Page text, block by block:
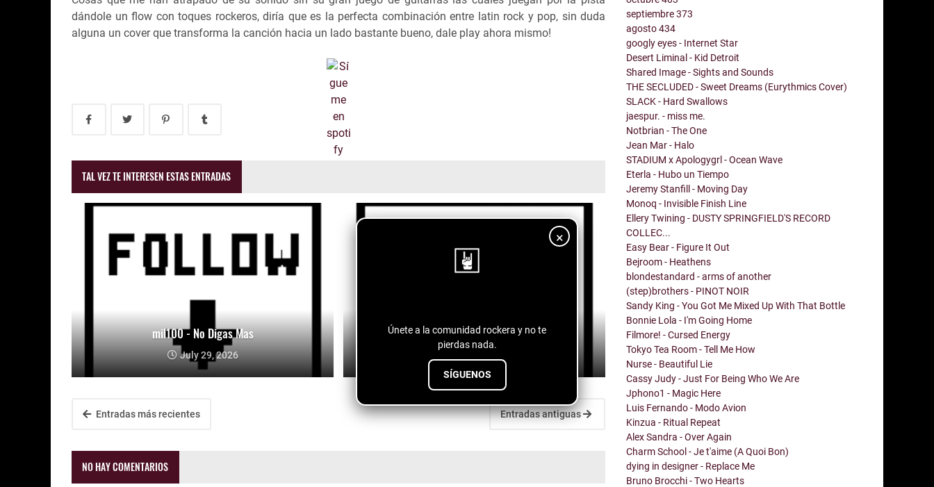
×
Únete a la comunidad rockera y no te
pierdas nada.
SÍGUENOS
dándole un flow con toques rockeros, diría que es la perfecta combinación entre latin rock y pop, sin duda
alguna un cover que transforma la canción hacia un lado bastante bueno, dale play ahora mismo!
TAL VEZ TE INTERESEN ESTAS ENTRADAS
mil100 - No Digas Mas
July 29, 2026
Yari M - Tiempo
Entradas más recientes Entradas antiguas
NO HAY COMENTARIOS
septiembre373
agosto434
googly eyes - Internet Star
Desert Liminal - Kid Detroit
Shared Image - Sights and Sounds
THE SECLUDED - Sweet Dreams (Eurythmics Cover)
SLACK - Hard Swallows
jaespur. - miss me.
Notbrian - The One
Jean Mar - Halo
STADIUM x Apologygrl - Ocean Wave
Eterla - Hubo un Tiempo
Jeremy Stanfill - Moving Day
Monoq - Invisible Finish Line
Ellery Twining - DUSTY SPRINGFIELD'S RECORD
COLLEC...
Easy Bear - Figure It Out
Bejroom - Heathens
blondestandard - arms of another
(step)brothers - PINOT NOIR
Sandy King - You Got Me Mixed Up With That Bottle
Bonnie Lola - I'm Going Home
Filmore! - Cursed Energy
Tokyo Tea Room - Tell Me How
Nurse - Beautiful Lie
Cassy Judy - Just For Being Who We Are
Jphono1 - Magic Here
Luis Fernando - Modo Avion
Kinzua - Ritual Repeat
Alex Sandra - Over Again
Charm School - Je t'aime (A Quoi Bon)
dying in designer - Replace Me
Bruno Brocchi - Two Hearts